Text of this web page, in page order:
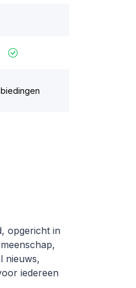
opgericht in
nieuws,
iedereen